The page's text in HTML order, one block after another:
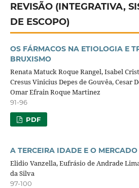
REVISÃO (INTEGRATIVA,
DE ESCOPO)
OS FÁRMACOS NA ETIOLOGIA E
BRUXISMO
Renata Matuck Roque Rangel, Isabel
Cresus Vinicius Depes de Gouvêa, Cesar
Omar Efrain Roque Martinez
91-96
PDF
A TERCEIRA IDADE E O
Elidio Vanzella, Eufrásio de Andrade
da Silva
97-100